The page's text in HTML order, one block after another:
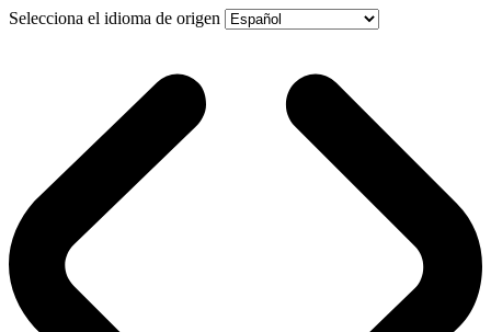
Selecciona el idioma de origen